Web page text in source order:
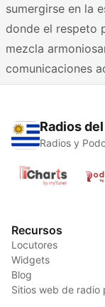
sumergirse en la
donde el respeto
mezcla
comunicaciones
Radios
Radios y
Recursos
Locutores
Widgets
Blog
Sitios web de radio